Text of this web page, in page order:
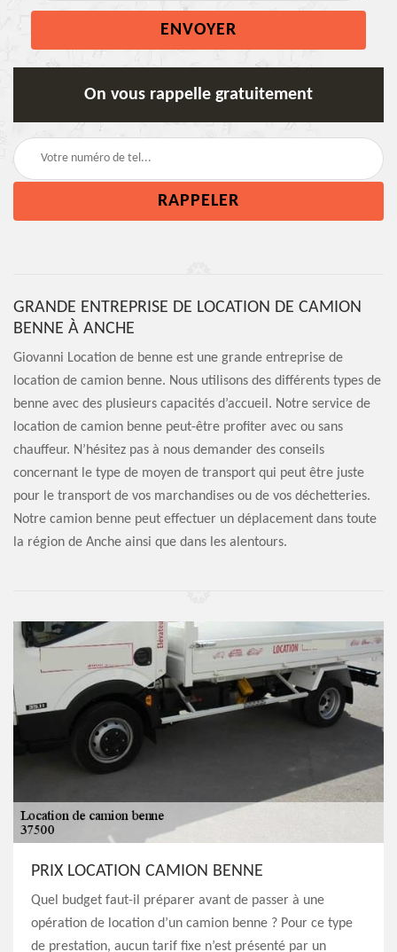
On vous rappelle gratuitement
GRANDE ENTREPRISE DE LOCATION DE CAMION
BENNE À ANCHE
Giovanni Location de benne est une grande entreprise de
location de camion benne. Nous utilisons des différents types de
benne avec des plusieurs capacités d’accueil. Notre service de
location de camion benne peut-être profiter avec ou sans
chauffeur. N’hésitez pas à nous demander des conseils
concernant le type de moyen de transport qui peut être juste
pour le transport de vos marchandises ou de vos déchetteries.
Notre camion benne peut effectuer un déplacement dans toute
la région de Anche ainsi que dans les alentours.
PRIX LOCATION CAMION BENNE
Quel budget faut-il préparer avant de passer à une
opération de location d’un camion benne ? Pour ce type
de prestation, aucun tarif fixe n’est présenté par un